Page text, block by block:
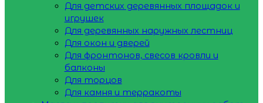
Для детских деревянных площадок и
игрушек
Для деревянных наружных лестниц
Для окон и дверей
Для фронтонов, свесов кровли и
балконы
Для торцов
Для камня и терракоты